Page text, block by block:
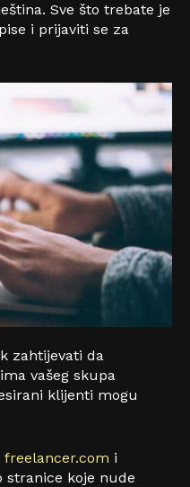
Sve što trebate je
i prijaviti se za
zahtijevati da
vašeg skupa
klijenti mogu
freelancer.com i
stranice koje nude